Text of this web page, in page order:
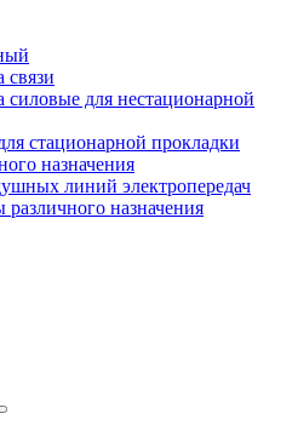
связи
силовые для нестационарной
стационарной прокладки
назначения
линий электропередач
назначения